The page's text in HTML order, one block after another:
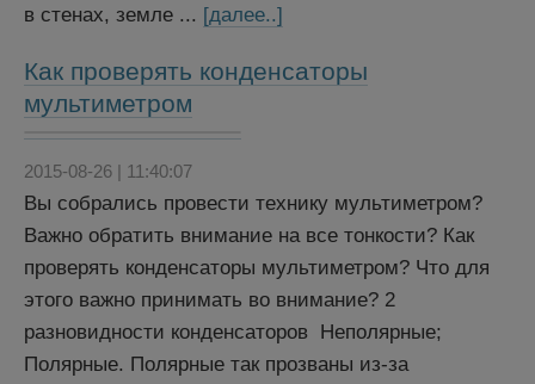
в стенах, земле ... [далее..]
Как проверять конденсаторы
мультиметром
2015-08-26 | 11:40:07
Вы собрались провести технику мультиметром?
Важно обратить внимание на все тонкости? Как
проверять конденсаторы мультиметром? Что для
этого важно принимать во внимание? 2
разновидности конденсаторов Неполярные;
Полярные. Полярные так прозваны из-за